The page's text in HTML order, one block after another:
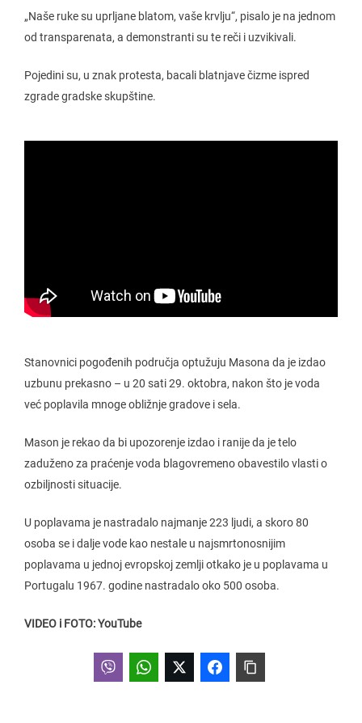
„Naše ruke su uprljane blatom, vaše krvlju“, pisalo je na jednom
od transparenata, a demonstranti su te reči i uzvikivali.
Pojedini su, u znak protesta, bacali blatnjave čizme ispred
zgrade gradske skupštine.
Stanovnici pogođenih područja optužuju Masona da je izdao
uzbunu prekasno – u 20 sati 29. oktobra, nakon što je voda
već poplavila mnoge obližnje gradove i sela.
Mason je rekao da bi upozorenje izdao i ranije da je telo
zaduženo za praćenje voda blagovremeno obavestilo vlasti o
ozbiljnosti situacije.
U poplavama je nastradalo najmanje 223 ljudi, a skoro 80
osoba se i dalje vode kao nestale u najsmrtonosnijim
poplavama u jednoj evropskoj zemlji otkako je u poplavama u
Portugalu 1967. godine nastradalo oko 500 osoba.
VIDEO i FOTO: YouTube